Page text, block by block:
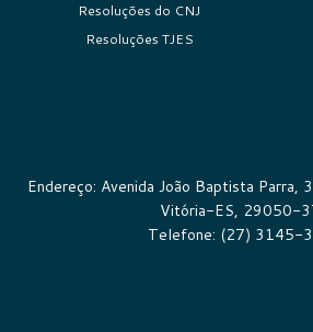
Resoluções do CNJ
Resoluções TJES
Endereço: Avenida João Baptista Parra,
Vitória-ES, 29050-
Telefone: (27) 3145-